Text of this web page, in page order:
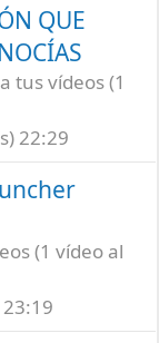
QUE
tus vídeos (1
22:29
(1 vídeo al
23:19